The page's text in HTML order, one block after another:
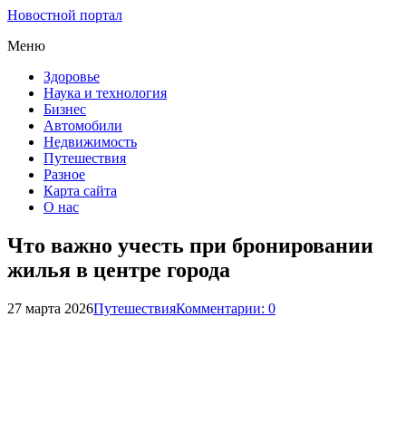
Новостной портал
Меню
Здоровье
Наука и технология
Бизнес
Автомобили
Недвижимость
Путешествия
Разное
Карта сайта
О нас
Что важно учесть при бронировании
жилья в центре города
27 марта 2026ПутешествияКомментарии: 0